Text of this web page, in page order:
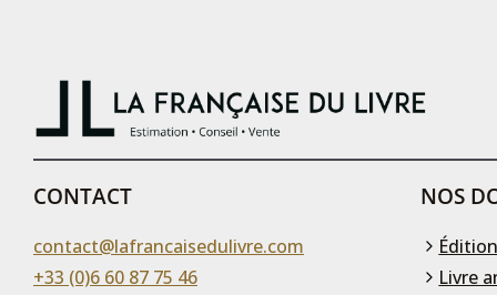
CONTACT
contact@lafrancaisedulivre.com
+33 (0)6 60 87 75 46
NOS
Livre